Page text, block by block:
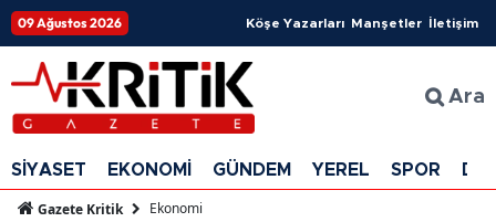
09 Ağustos 2026 Köşe Yazarları Manşetler İletişim
Ara
SİYASET EKONOMİ GÜNDEM YEREL SPOR
Gazete Kritik Ekonomi